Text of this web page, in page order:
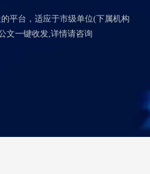
平台，适应于市级单位(下属机构
文一键收发,详情请咨询